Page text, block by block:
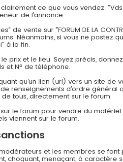
ce que vous vendez.
de l’annonce.
de vente sur ”FORUM DE LA
Néanmoins, si vous ne postez
à la fin.
prix et le lieu. Soyez précis,
et N° de téléphone.
qu’un lien (url) vers un site
renseignements d’ordre
tous, directement sur le forum.
le forum pour vendre du
viennent sur le forum.
et les membres se
choquant, menaçant, à caractère